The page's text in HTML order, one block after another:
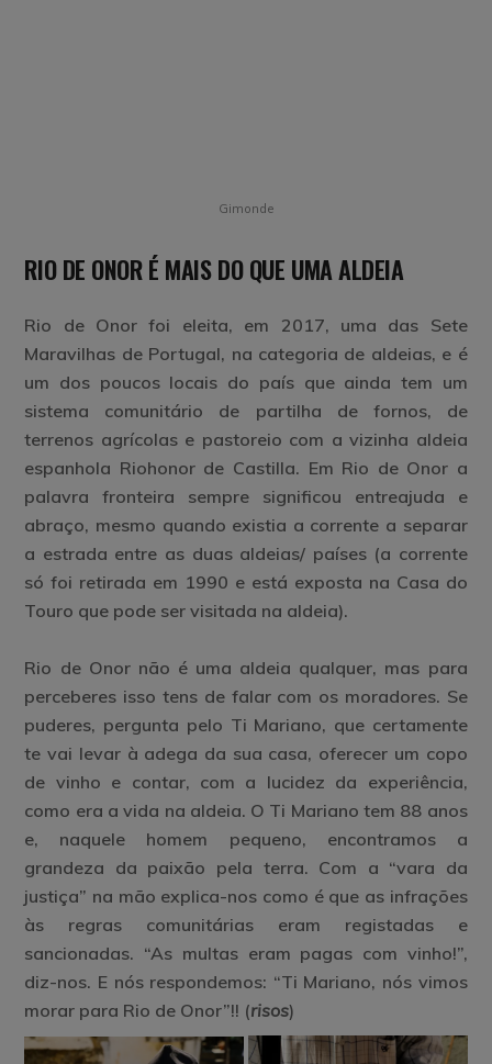
Gimonde
RIO DE ONORÉ MAIS DO QUE UMA ALDEIA
Rio de Onor foi eleita, em 2017, uma das Sete
Maravilhas de Portugal, na categoria de aldeias, e é
um dos poucos locais do país que ainda tem um
sistema comunitário de partilha de fornos, de
terrenos agrícolas e pastoreio com a vizinha aldeia
espanhola Riohonor de Castilla. Em Rio de Onor a
palavra fronteira sempre significou entreajuda e
abraço, mesmo quando existia a corrente a separar
a estrada entre as duas aldeias/ países (a corrente
só foi retirada em 1990 e está exposta na Casa do
Touro que pode ser visitada na aldeia).
Rio de Onor não é uma aldeia qualquer, mas para
perceberes isso tens de falar com os moradores. Se
puderes, pergunta pelo Ti Mariano, que certamente
te vai levar à adega da sua casa, oferecer um copo
de vinho e contar, com a lucidez da experiência,
como era a vida na aldeia. O Ti Mariano tem 88 anos
e, naquele homem pequeno, encontramos a
grandeza da paixão pela terra. Com a “vara da
justiça” na mão explica-nos como é que as infrações
às regras comunitárias eram registadas e
sancionadas. “As multas eram pagas com vinho!”,
diz-nos. E nós respondemos: “Ti Mariano, nós vimos
morar para Rio de Onor”!! (risos)